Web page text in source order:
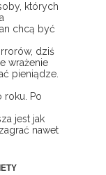
których
chcą być
dziś
wrażenie
pieniądze.
roku. Po
jest jak
nawet